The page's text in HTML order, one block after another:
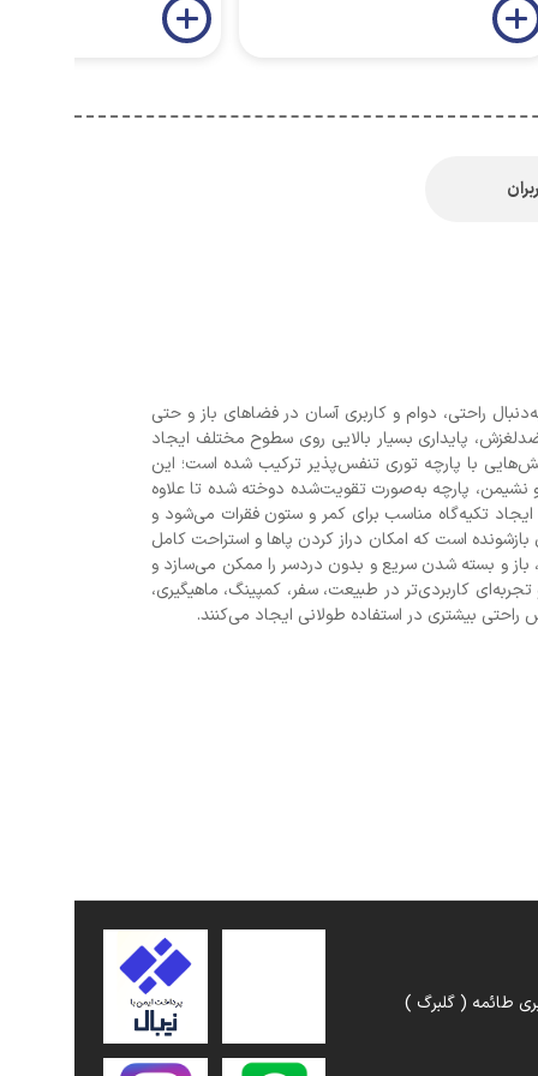
راحتی، دوام و کاربری آسان در فضاهای باز و حتی
پایداری بسیار بالایی روی سطوح مختلف ایجاد
با پارچه توری تنفس‌پذیر ترکیب شده است؛ این
پارچه به‌صورت تقویت‌شده دوخته شده تا علاوه
تکیه‌گاه مناسب برای کمر و ستون فقرات می‌شود و
است که امکان دراز کردن پاها و استراحت کامل
باز و بسته شدن سریع و بدون دردسر را ممکن می‌سازد و
کاربردی‌تر در طبیعت، سفر، کمپینگ، ماهیگیری،
بیشتری در استفاده طولانی ایجاد می‌کنند.
طائمه ( گلبرگ )